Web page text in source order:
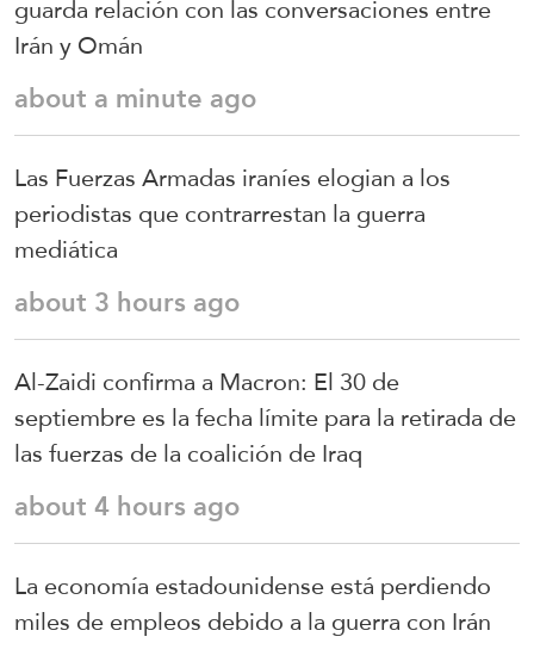
guarda relación con las conversaciones entre
Irán y Omán
about a minute ago
Las Fuerzas Armadas iraníes elogian a los
periodistas que contrarrestan la guerra
mediática
about 3 hours ago
Al-Zaidi confirma a Macron: El 30 de
septiembre es la fecha límite para la retirada de
las fuerzas de la coalición de Iraq
about 4 hours ago
La economía estadounidense está perdiendo
miles de empleos debido a la guerra con Irán